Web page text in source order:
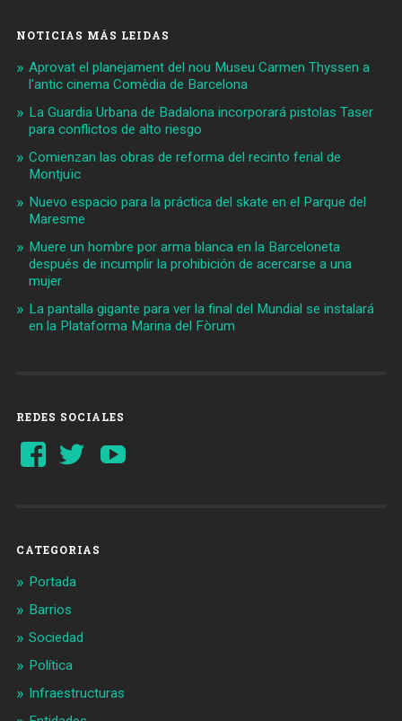
NOTICIAS MÁS LEIDAS
Aprovat el planejament del nou Museu Carmen Thyssen a
l'antic cinema Comèdia de Barcelona
La Guardia Urbana de Badalona incorporará pistolas Taser
para conflictos de alto riesgo
Comienzan las obras de reforma del recinto ferial de
Montjuïc
Nuevo espacio para la práctica del skate en el Parque del
Maresme
Muere un hombre por arma blanca en la Barceloneta
después de incumplir la prohibición de acercarse a una
mujer
La pantalla gigante para ver la final del Mundial se instalará
en la Plataforma Marina del Fòrum
REDES SOCIALES
Ver
perfil
Ver
perfil
CATEGORIAS
Portada
Barrios
Sociedad
Política
Infraestructuras